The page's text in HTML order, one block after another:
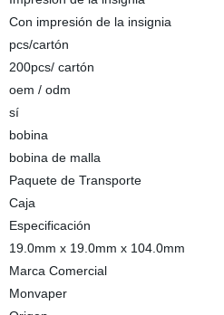
Con impresión de la insignia
pcs/cartón
200pcs/ cartón
oem / odm
sí
bobina
bobina de malla
Paquete de Transporte
Caja
Especificación
19.0mm x 19.0mm x 104.0mm
Marca Comercial
Monvaper